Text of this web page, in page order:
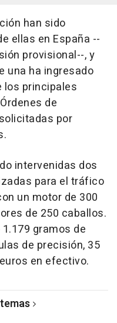
han sido
ellas en España --
provisional--, y
una ha ingresado
los principales
de
por
intervenidas dos
para el tráfico
un motor de 300
de 250 caballos.
gramos de
de precisión, 35
en efectivo.